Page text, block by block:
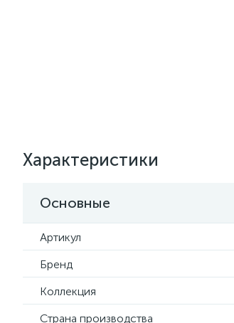
Характеристики
Основные
Артикул
Бренд
Коллекция
Страна производства